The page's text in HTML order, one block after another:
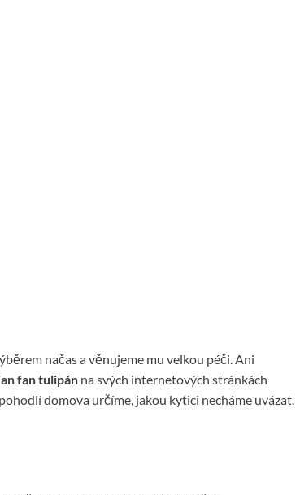
načas a věnujeme mu velkou péči. Ani
fan tulipán na svých internetových stránkách
domova určíme, jakou kytici necháme uvázat.